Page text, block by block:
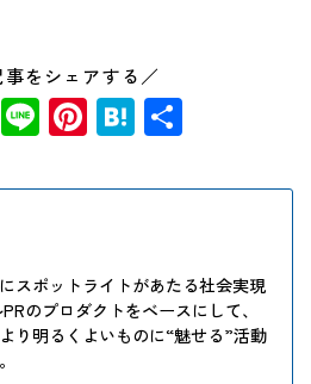
をシェアする／
X LinePinterest
Hatena
にスポットライトがあたる社会実現
のプロダクトをベースにして、
り明るくよいものに“魅せる”活動